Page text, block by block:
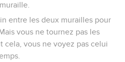
entre les deux murailles pour
vous ne tournez pas les
cela, vous ne voyez pas celui